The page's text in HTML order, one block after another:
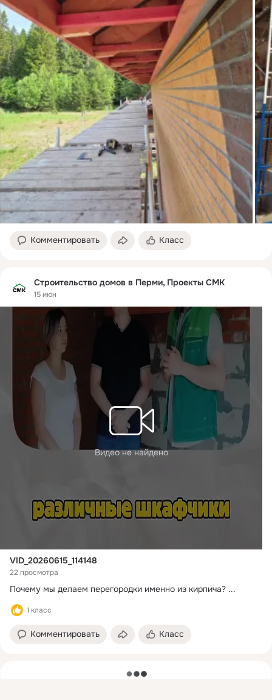
Комментировать Класс
Строительство домов в Перми, Проекты СМК
15 июн
Видео не найдено
VID_20260615_114148
22 просмотра
Почему мы делаем перегородки именно из кирпича? ...
1 класс
Комментировать Класс